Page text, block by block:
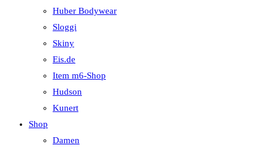
Huber Bodywear
Sloggi
Skiny
Eis.de
Item m6-Shop
Hudson
Kunert
Shop
Damen